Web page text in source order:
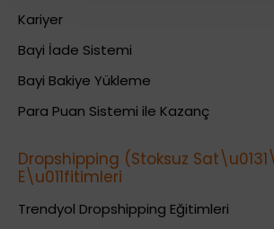
Kariyer
Bayi İade Sistemi
Bayi Bakiye Yükleme
Para Puan Sistemi ile Kazanç
Dropshipping (Stoksuz
E\u011fitimleri
Trendyol Dropshipping Eğitimleri